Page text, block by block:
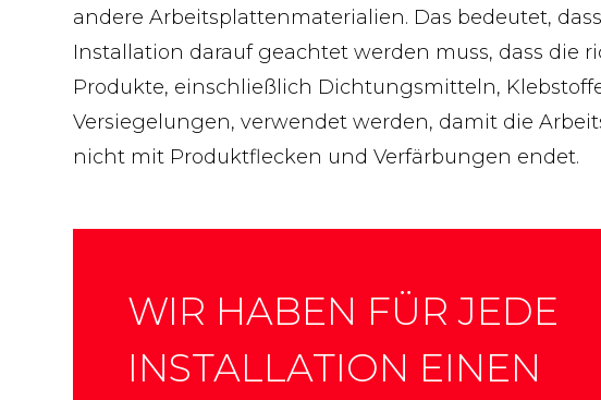
andere Arbeitsplattenmaterialien. Das bedeutet,
Installation darauf geachtet werden muss, dass die
Produkte, einschließlich Dichtungsmitteln,
Versiegelungen, verwendet werden, damit die
nicht mit Produktflecken und Verfärbungen endet.
WIR HABEN FÜR JEDE
INSTALLATION EINEN